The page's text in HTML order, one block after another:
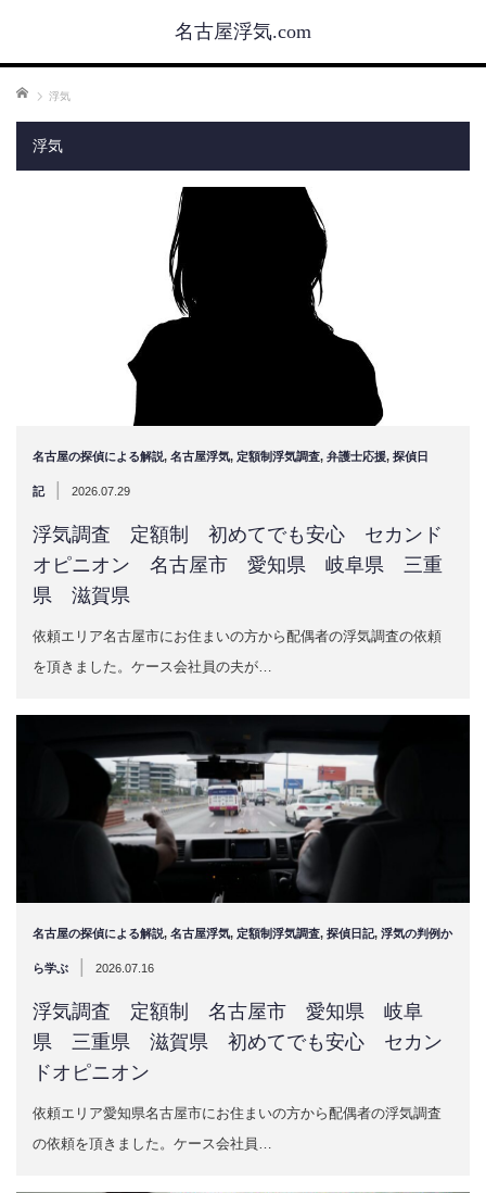
名古屋浮気.com
ホーム 浮気
浮気
名古屋の探偵による解説, 名古屋浮気, 定額制浮気調査, 弁護士応援, 探偵日
記 | 2026.07.29
浮気調査 定額制 初めてでも安心 セカンド
オピニオン 名古屋市 愛知県 岐阜県 三重
県 滋賀県
依頼エリア名古屋市にお住まいの方から配偶者の浮気調査の依頼
を頂きました。ケース会社員の夫が…
名古屋の探偵による解説, 名古屋浮気, 定額制浮気調査, 探偵日記, 浮気の判例か
ら学ぶ | 2026.07.16
浮気調査 定額制 名古屋市 愛知県 岐阜
県 三重県 滋賀県 初めてでも安心 セカン
ドオピニオン
依頼エリア愛知県名古屋市にお住まいの方から配偶者の浮気調査
の依頼を頂きました。ケース会社員…